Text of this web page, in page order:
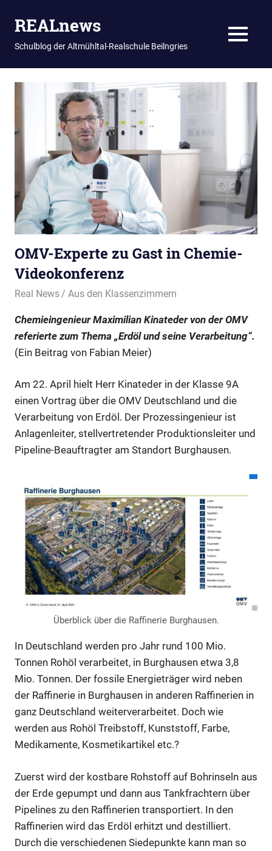
REALnews
Schulblog der Altmühltal-Realschule Beilngries MENU
OMV-Experte zu Gast in Chemie-
Videokonferenz
26. April 2021
Real News Aus den Klassenzimmern
Chemieingenieur Maximilian Kinateder von der OMV
referierte zum Thema „Erdöl und seine Verarbeitung“.
(Ein Beitrag von Fabian Meier)
Am 22. April hielt Herr Kinateder in der Klasse 9A
einen Vortrag über die OMV Deutschland und die
Verarbeitung von Erdöl. Der Prozessingenieur ist
Anlagenleiter, stellvertretender Produktionsleiter und
Pipeline-Beauftragter am Standort Burghausen.
Überblick über die Raffinerie Burghausen.
In Deutschland werden pro Jahr rund 100 Mio.
Tonnen Rohöl verarbeitet, in Burghausen etwa 3,8
Mio. Tonnen. Der fossile Energieträger wird neben
der Raffinerie in Burghausen in anderen Raffinerien in
ganz Deutschland weiterverarbeitet. Doch wie
werden aus Rohöl Treibstoff, Kunststoff, Farbe,
Medikamente, Kosmetikartikel etc.?
Zuerst wird der kostbare Rohstoff auf Bohrinseln aus
der Erde gepumpt und dann aus Tankfrachtern über
Pipelines zu den Raffinerien transportiert. In den
Raffinerien wird das Erdöl erhitzt und destilliert.
Durch die verschiedenen Siedepunkte kann man so